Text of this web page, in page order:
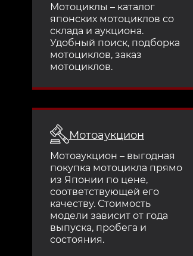
Мотоциклы – каталог
японских мотоциклов со
склада и аукциона.
Удобный поиск, подборка
мотоциклов, заказ
мотоциклов.
Мотоаукцион
Мотоаукцион – выгодная
покупка мотоцикла прямо
из Японии по цене,
соответствующей его
качеству. Стоимость
модели зависит от года
выпуска, пробега и
состояния.